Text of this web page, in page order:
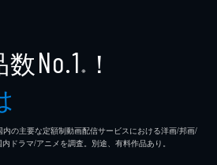
数No.1 ※ ！
の主要な定額制動画配信サービスにおける洋画/邦画/
ドラマ/アニメを調査。別途、有料作品あり。